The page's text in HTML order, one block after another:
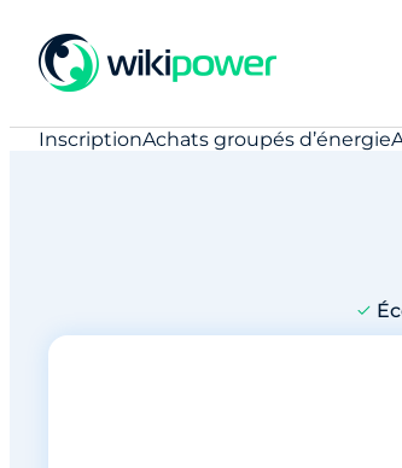
InscriptionAchats groupés d’énergie